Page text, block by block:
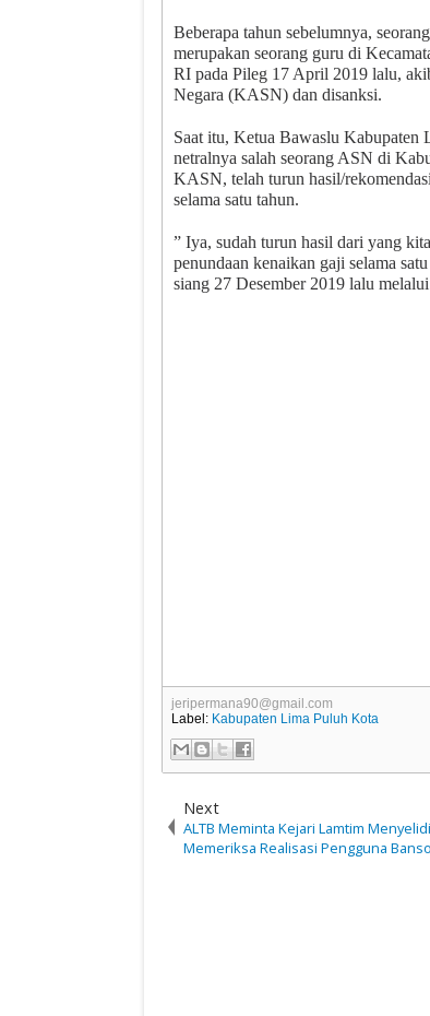
Beberapa tahun sebelumnya,
merupakan seorang guru di
RI pada Pileg 17 April 2019 lalu,
Negara (KASN) dan disanksi.
Saat itu, Ketua Bawaslu
netralnya salah seorang ASN di
KASN, telah turun hasil/
selama satu tahun.
” Iya, sudah turun hasil dari yang
penundaan kenaikan gaji selama
siang 27 Desember 2019 lalu
jeripermana90@gmail.com
Label: Kabupaten Lima Puluh Kota
Next
ALTB Meminta Kejari Lamtim
Memeriksa Realisasi Pengguna